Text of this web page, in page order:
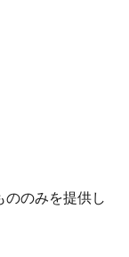
ののみを提供し